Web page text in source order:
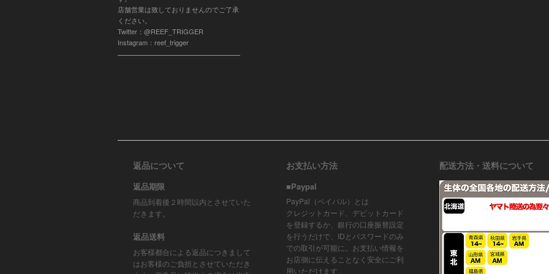
店舗営業は致しておりませんのでご了承
ください。
Twitter：@REEF_TRIGGER
Instagram：reef_trigger
返品について
返品期限
商品到着後２時間以内とさせていた
だきます。
返品送料
お客様都合による返品につきまして
はお客様のご負担とさせていただき
お支払い方法
■Paypal
PayPal（ペイパル）とは
クレジットカード、デビットカード
を登録するか、銀行の口座振替設定
を行うだけで、IDとパスワードのみ
での取引が可能に。お支払い情報を
お店側に伝えることなく安全にご利
用いただけます。
配送方法・送料について